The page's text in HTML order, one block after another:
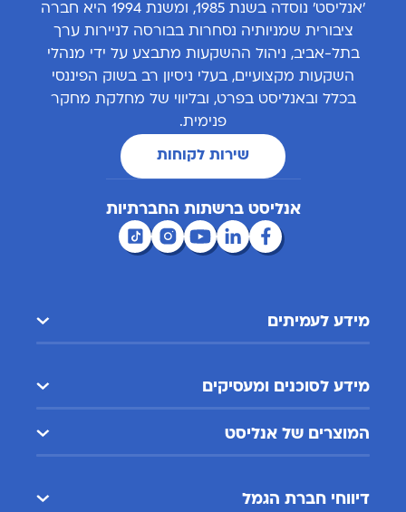
'אנליסט' נוסדה בשנת 1985, ומשנת 1994 היא חברה
ציבורית שמניותיה נסחרות בבורסה לניירות ערך
בתל-אביב, ניהול ההשקעות מתבצע על ידי מנהלי
השקעות מקצועיים, בעלי ניסיון רב בשוק הפיננסי
בכלל ובאנליסט בפרט, ובליווי של מחלקת מחקר
פנימית.
שירות לקוחות
אנליסט ברשתות החברתיות
מידע לעמיתים
מידע לסוכנים ומעסיקים
המוצרים של אנליסט
דיווחי חברת הגמל